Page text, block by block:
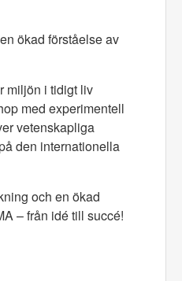
ökad förståelse av
miljön i tidigt liv
med experimentell
vetenskapliga
den internationella
och en ökad
– från idé till succé!